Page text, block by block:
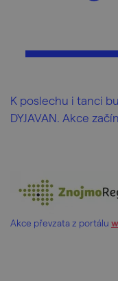
K poslechu i tanci
DYJAVAN. Akce
Akce převzata z portálu